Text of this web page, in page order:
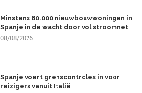
Minstens 80.000 nieuwbouwwoningen in
Spanje in de wacht door vol stroomnet
08/08/2026
Spanje voert grenscontroles in voor
reizigers vanuit Italië